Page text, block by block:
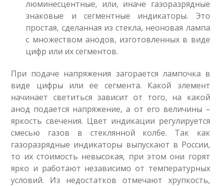
люминесцентные, или, иначе газоразрядные
знаковые и сегментные индикаторы. Это
простая, сделанная из стекла, неоновая лампа
с множеством анодов, изготовленных в виде
цифр или их сегментов.
При подаче напряжения загорается лампочка в
виде цифры или ее сегмента. Какой элемент
начинает светиться зависит от того, на какой
анод подается напряжение, а от его величины –
яркость свечения. Цвет индикации регулируется
смесью газов в стеклянной колбе. Так как
газоразрядные индикаторы выпускают в России,
то их стоимость невысокая, при этом они горят
ярко и работают независимо от температурных
условий. Из недостатков отмечают хрупкость,